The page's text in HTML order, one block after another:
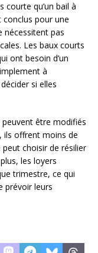
courte qu’un bail à
pour une
nécessitent pas
Les baux courts
ont besoin d’un
à
si elles
être modifiés
ils offrent moins de
choisir de résilier
les loyers
trimestre, ce qui
prévoir leurs